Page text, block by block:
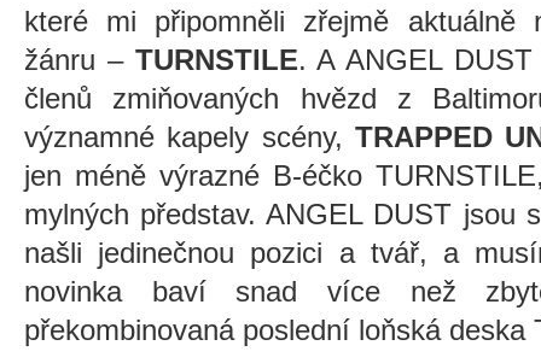
které mi připomněli zřejmě aktuálně
žánru – TURNSTILE. A ANGEL
členů zmiňovaných hvězd z
významné kapely scény, TRAPPED
jen méně výrazné B-éčko
mylných představ. ANGEL DUST jsou
našli jedinečnou pozici a tvář, a
novinka baví snad více než
překombinovaná poslední loňská deska